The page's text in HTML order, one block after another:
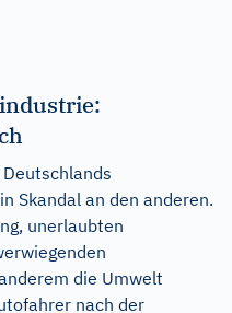
Skandal an den anderen.
unerlaubten
die Umwelt
nach der